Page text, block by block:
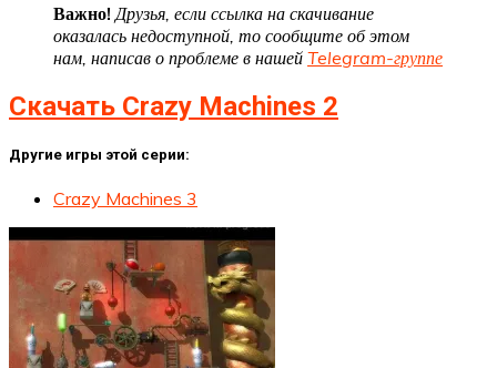
Важно! Друзья, если ссылка на скачивание
оказалась недоступной, то сообщите об этом
нам, написав о проблеме в нашей Telegram-группе
Скачать Crazy Machines 2
Другие игры этой серии:
Crazy Machines 3